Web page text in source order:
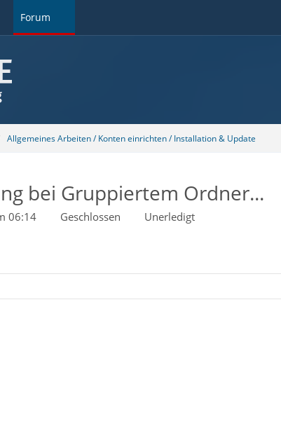
Forum
Allgemeines Arbeiten / Konten einrichten / Installation & Update
bei Gruppiertem Ordner...
06:14 Geschlossen Unerledigt